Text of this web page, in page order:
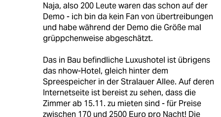
Naja, also 200 Leute waren das schon auf der
Demo - ich bin da kein Fan von übertreibungen
und habe während der Demo die Größe mal
grüppchenweise abgeschätzt.
Das in Bau befindliche Luxushotel ist übrigens
das nhow-Hotel, gleich hinter dem
Spreespeicher in der Stralauer Allee. Auf deren
Internetseite ist bereist zu sehen, dass die
Zimmer ab 15.11. zu mieten sind - für Preise
zwischen 170 und 2500 Euro pro Nacht! Die